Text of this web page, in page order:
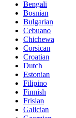
Bengali
Bosnian
Bulgarian
Cebuano
Chichewa
Corsican
Croatian
Dutch
Estonian
Filipino
Finnish
Frisian
Galician